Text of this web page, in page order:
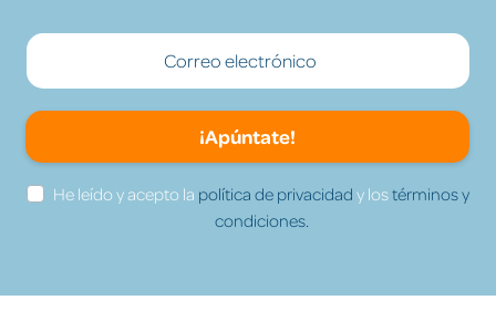
¡Apúntate!
He leído y acepto la política de privacidad y lostérminos y
condiciones.